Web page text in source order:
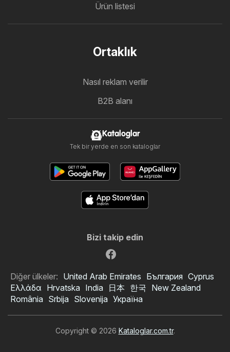
Ürün listesi
Ortaklık
Nasıl reklam verilir
B2B alanı
Kataloglar
Tek bir yerde en son kataloglar
Bizi takip edin
Diğer ülkeler: United Arab Emirates България Cyprus
Ελλάδα Hrvatska India 日本 한국 New Zealand
România Srbija Slovenija Україна
Copyright © 2026 Kataloglar.com.tr.